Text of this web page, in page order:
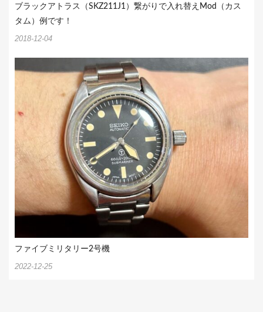
ブラックアトラス（SKZ211J1）繋がりで入れ替えMod（カス
タム）例です！
2018-12-04
ファイブミリタリー2号機
2022-12-25